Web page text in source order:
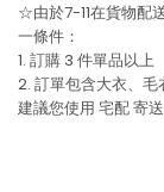
☆由於7-11在貨物配
一條件：
1. 訂購 3 件單品以上
2. 訂單包含大衣、
建議您使用 宅配寄